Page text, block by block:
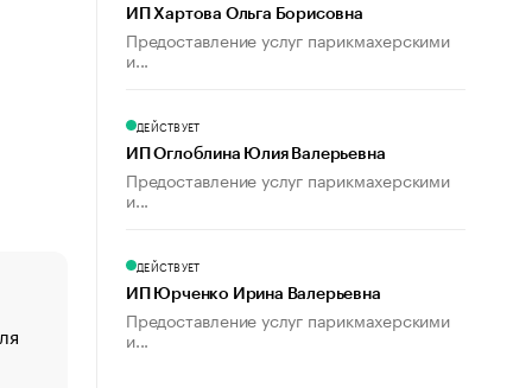
«От спорта тело стареет иначе». Как живет глава
создавшей GTA
ИП Хартова Ольга Борисовна
Предоставление услуг парикмахерскими
и...
ДЕЙСТВУЕТ
ИП Оглоблина Юлия Валерьевна
Предоставление услуг парикмахерскими
и...
ДЕЙСТВУЕТ
ИП Юрченко Ирина Валерьевна
Предоставление услуг парикмахерскими
и...